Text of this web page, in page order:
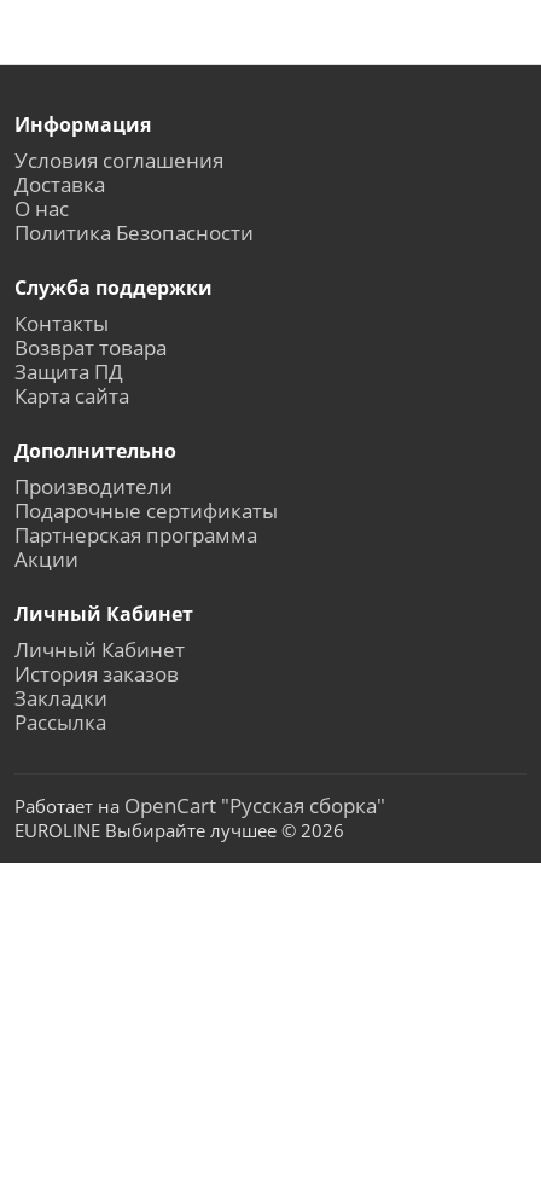
Информация
Условия соглашения
Доставка
О нас
Политика Безопасности
Служба поддержки
Контакты
Возврат товара
Защита ПД
Карта сайта
Дополнительно
Производители
Подарочные сертификаты
Партнерская программа
Акции
Личный Кабинет
Личный Кабинет
История заказов
Закладки
Рассылка
Работает на OpenCart "Русская сборка"
EUROLINE Выбирайте лучшее © 2026